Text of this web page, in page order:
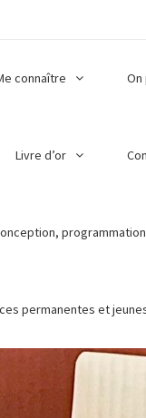
connaître On
Livre d’or
permanentes et